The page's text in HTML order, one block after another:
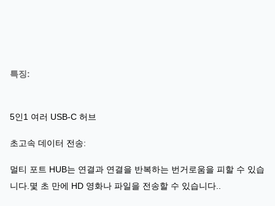
특징:
5인1 여러 USB-C 허브
초고속 데이터 전송:
멀티 포트 HUB는 연결과 연결을 반복하는 번거로움을 피할 수 있습
니다.몇 초 만에 HD 영화나 파일을 전송할 수 있습니다..